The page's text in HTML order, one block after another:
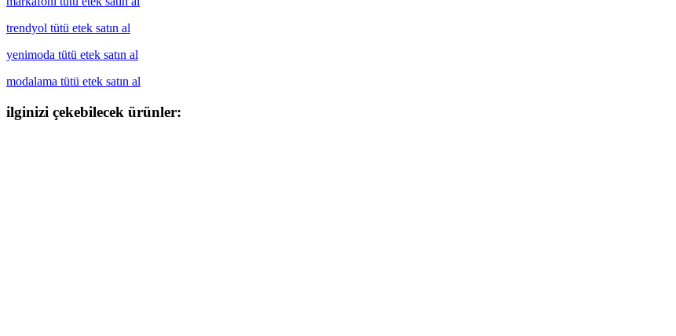
trendyol tütü etek satın al
yenimoda tütü etek satın al
modalama tütü etek satın al
ilginizi çekebilecek ürünler: